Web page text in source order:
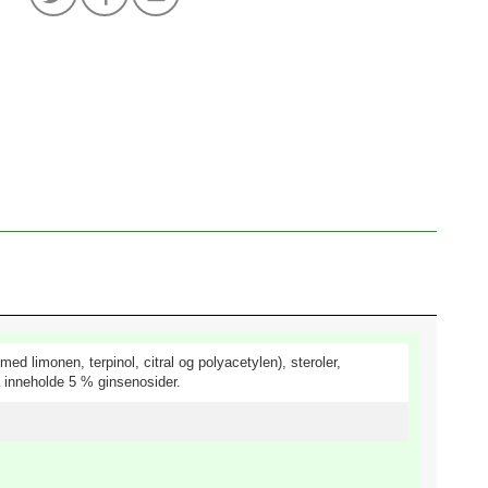
limonen, terpinol, citral og polyacetylen), steroler,
5 % ginsenosider.